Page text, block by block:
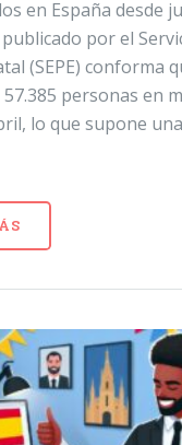
en España desde
por el
(SEPE) conforma
personas en
lo que supone una